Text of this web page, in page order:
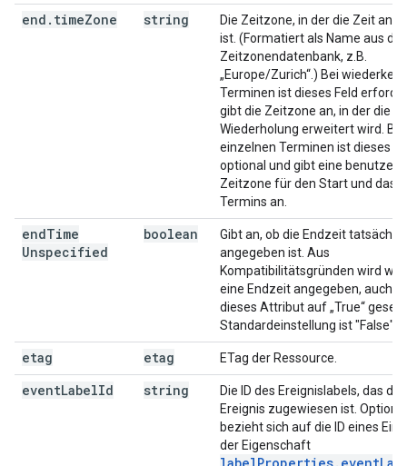
end . timeZone string
Die Zeitzone, in der die Zeit
ist. (Formatiert als Name aus
Zeitzonendatenbank, z.B.
„Europe/Zurich“.) Bei
Terminen ist dieses Feld
gibt die Zeitzone an, in der die
Wiederholung erweitert wird. Bei
einzelnen Terminen ist dieses
optional und gibt eine
Zeitzone für den Start und das
Termins an.
endTime
Unspecified
boolean
Gibt an, ob die Endzeit
angegeben ist. Aus
Kompatibilitätsgründen wird
eine Endzeit angegeben, auch
dieses Attribut auf „True“
Standardeinstellung ist "False".
etag etag ETag der Ressource.
eventLabelId string
Die ID des Ereignislabels, das
Ereignis zugewiesen ist.
bezieht sich auf die ID eines
der Eigenschaft